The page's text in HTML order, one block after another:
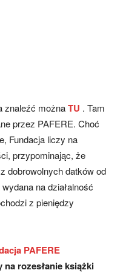
znaleźć możnaTU . Tam
przez PAFERE. Choć
Fundacja liczy na
przypominając, że
dobrowolnych datków od
na działalność
z pieniędzy
PAFERE
rozesłanie książki